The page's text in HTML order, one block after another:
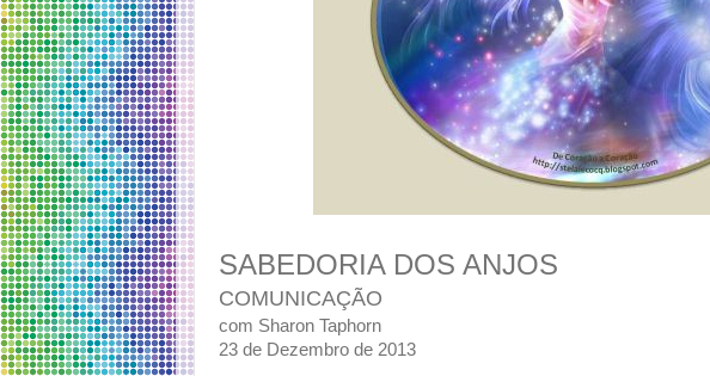
SABEDORIA DOS ANJOS
COMUNICAÇÃO
com Sharon Taphorn
23 de Dezembro de 2013